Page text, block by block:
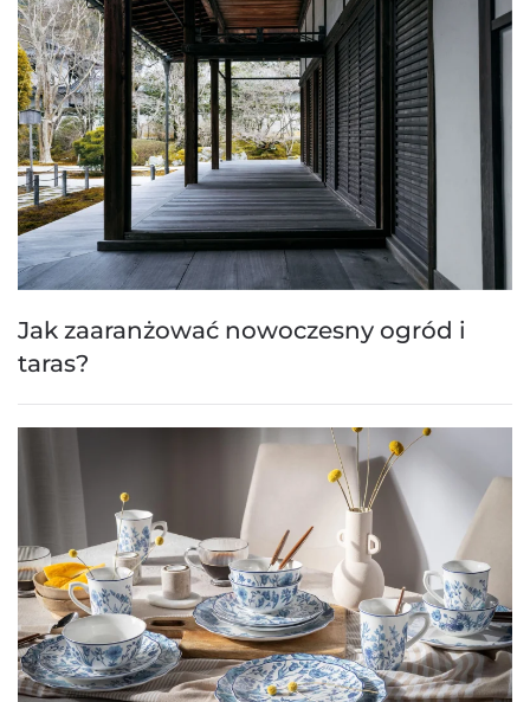
Jak zaaranżować nowoczesny ogród i
taras?